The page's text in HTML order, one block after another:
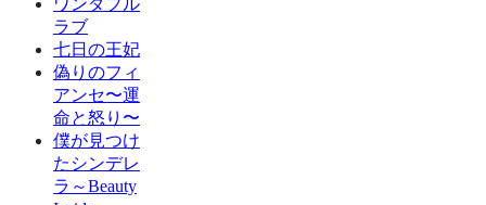
ワンダフル
ラブ
七日の王妃
偽りのフィ
アンセ〜運
命と怒り〜
僕が見つけ
たシンデレ
ラ～Beauty